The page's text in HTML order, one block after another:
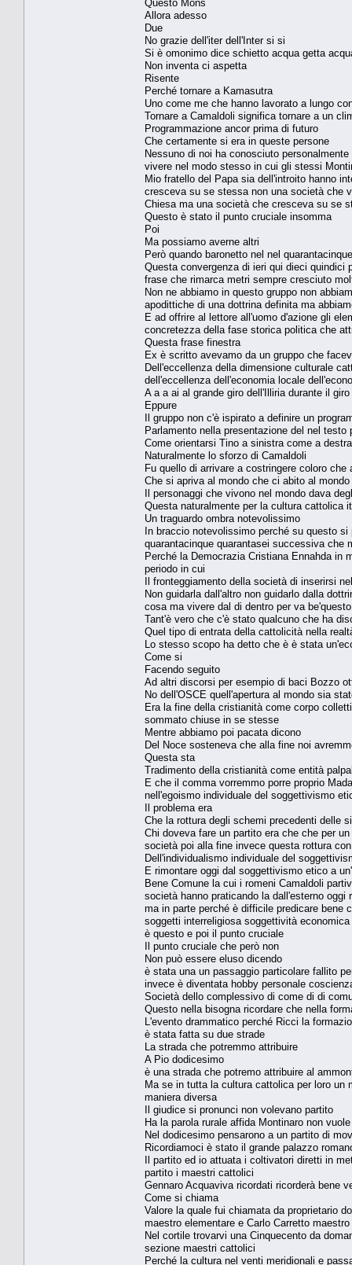
Questo Mons
Allora adesso
Due
No grazie dell'iter dell'Inter si si
Si è omonimo dice schietto acqua getta
Non inventa ci aspetta
Risente
Perché tornare a Kamasutra
Uno come me che hanno lavorato a lungo
Tornare a Camaldoli significa tornare a un
Programmazione ancor prima di futuro
Che certamente si era in queste persone
Nessuno di noi ha conosciuto
vivere nel modo stesso in cui gli stessi
Mio fratello del Papa sia dell'introito hanno
cresceva su se stessa non una società che
Chiesa ma una società che cresceva su se
Questo è stato il punto cruciale insomma
Poi
Ma possiamo averne altri
Però quando baronetto nel nel
Questa convergenza di ieri qui dieci
frase che rimarca metri sempre cresciuto
Non ne abbiamo in questo gruppo non
apodittiche di una dottrina definita ma
E ad offrire al lettore all'uomo d'azione gli
concretezza della fase storica politica che
Questa frase finestra
Ex è scritto avevamo da un gruppo che
Dell'eccellenza della dimensione culturale
dell'eccellenza dell'economia locale
A a a ai al grande giro dell'Illiria durante il
Eppure
Il gruppo non c'è ispirato a definire un
Parlamento nella presentazione del nel
Come orientarsi Tino a sinistra come a destra
Naturalmente lo sforzo di Camaldoli
Fu quello di arrivare a costringere coloro
Che si apriva al mondo che ci abito al
Il personaggi che vivono nel mondo dava
Questa naturalmente per la cultura cattolica
Un traguardo ombra notevolissimo
In braccio notevolissimo perché su questo
quarantacinque quarantasei successiva che
Perché la Democrazia Cristiana Ennahda in
periodo in cui
Il fronteggiamento della società di inserirsi
Non guidarla dall'altro non guidarlo dalla
cosa ma vivere dal di dentro per va
Tant'è vero che c'è stato qualcuno che ha
Quel tipo di entrata della cattolicità nella
Lo stesso scopo ha detto che è è stata
Come si
Facendo seguito
Ad altri discorsi per esempio di baci Bozzo
No dell'OSCE quell'apertura al mondo sia
Era la fine della cristianità come corpo
sommato chiuse in se stesse
Mentre abbiamo poi pacata dicono
Del Noce sosteneva che alla fine noi
Questa sta
Tradimento della cristianità come entità
E che il comma vorremmo porre proprio
nell'egoismo individuale del soggettivismo
Il problema era
Che la rottura degli schemi precedenti delle
Chi doveva fare un partito era che che per
società poi alla fine invece questa rottura
Dell'individualismo individuale del
E rimontare oggi dal soggettivismo etico a
Bene Comune la cui i romeni Camaldoli
società hanno praticando la dall'esterno
ma in parte perché è difficile predicare bene
soggetti interreligiosa soggettività
è questo e poi il punto cruciale
Il punto cruciale che però non
Non può essere eluso dicendo
è stata una un passaggio particolare fallito
invece è diventata hobby personale
Società dello complessivo di come di di
Questo nella bisogna ricordare che nella
L'evento drammatico perché Ricci la
è stata fatta su due strade
La strada che potremmo attribuire
A Pio dodicesimo
è una strada che potremo attribuire al
Ma se in tutta la cultura cattolica per loro un
maniera diversa
Il giudice si pronunci non volevano partito
Ha la parola rurale affida Montinaro non
Nel dodicesimo pensarono a un partito di
Ricordiamoci è stato il grande palazzo
Il partito ed io attuata i coltivatori diretti in
partito i maestri cattolici
Gennaro Acquaviva ricordati ricorderà bene
Come si chiama
Valore la quale fui chiamata da proprietario
maestro elementare e Carlo Carretto
Nel cortile trovarvi una Cinquecento da
sezione maestri cattolici
Perché la cultura nel venti meridionali e